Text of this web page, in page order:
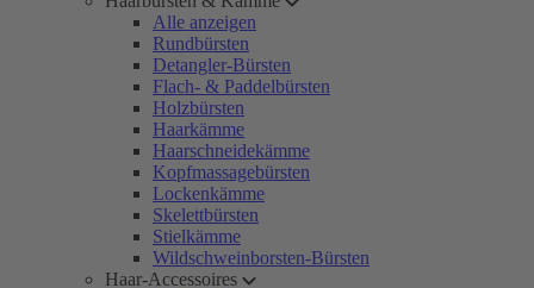
Alle anzeigen
Rundbürsten
Detangler-Bürsten
Flach- & Paddelbürsten
Holzbürsten
Haarkämme
Haarschneidekämme
Kopfmassagebürsten
Lockenkämme
Skelettbürsten
Stielkämme
Wildschweinborsten-Bürsten
Haar-Accessoires